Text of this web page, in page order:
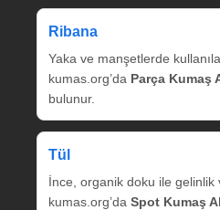
Ribana
Yaka ve manşetlerde
kumas.org’da Parça Kumaş
bulunur.
Tül
İnce, organik doku ile gelinlik
kumas.org’da Spot Kumaş